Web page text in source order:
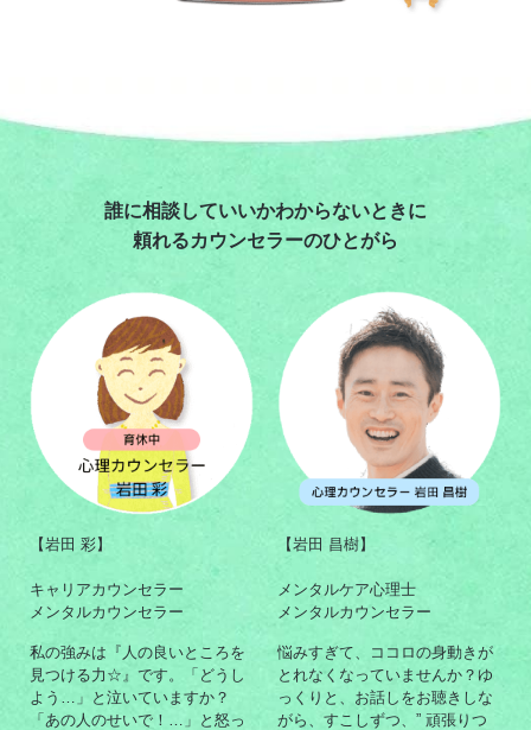
誰に相談していいかわからないときに
頼れるカウンセラーのひとがら
【岩田 彩】
キャリアカウンセラー
メンタルカウンセラー
私の強みは『人の良いところを
見つける力☆』です。「どうし
よう…」と泣いていますか？
「あの人のせいで！…」と怒っ
【岩田 昌樹】
メンタルケア心理士
メンタルカウンセラー
悩みすぎて、ココロの身動きが
とれなくなっていませんか？ゆ
っくりと、お話しをお聴きしな
がら、すこしずつ、” 頑張りつ